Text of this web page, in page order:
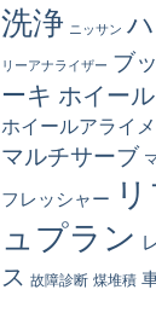
洗浄 ニッサン
リーアナライザー ブ
ーキ ホイー
ホイールアライ
マルチサーブ
フレッシャー
ュプラン
ス 故障診断 煤堆積